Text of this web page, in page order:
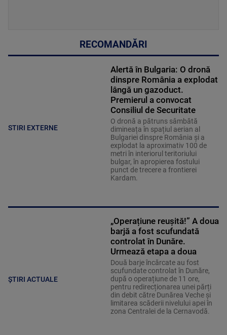
RECOMANDĂRI
STIRI EXTERNE
Alertă în Bulgaria: O dronă
dinspre România a explodat
lângă un gazoduct.
Premierul a convocat
Consiliul de Securitate
O dronă a pătruns sâmbătă
dimineața în spațiul aerian al
Bulgariei dinspre România și a
explodat la aproximativ 100 de
metri în interiorul teritoriului
bulgar, în apropierea fostului
punct de trecere a frontierei
Kardam.
ȘTIRI ACTUALE
„Operațiune reușită!” A doua
barjă a fost scufundată
controlat în Dunăre.
Urmează etapa a doua
Două barje încărcate au fost
scufundate controlat în Dunăre,
după o operațiune de 11 ore,
pentru redirecționarea unei părți
din debit către Dunărea Veche și
limitarea scăderii nivelului apei în
zona Centralei de la Cernavodă.